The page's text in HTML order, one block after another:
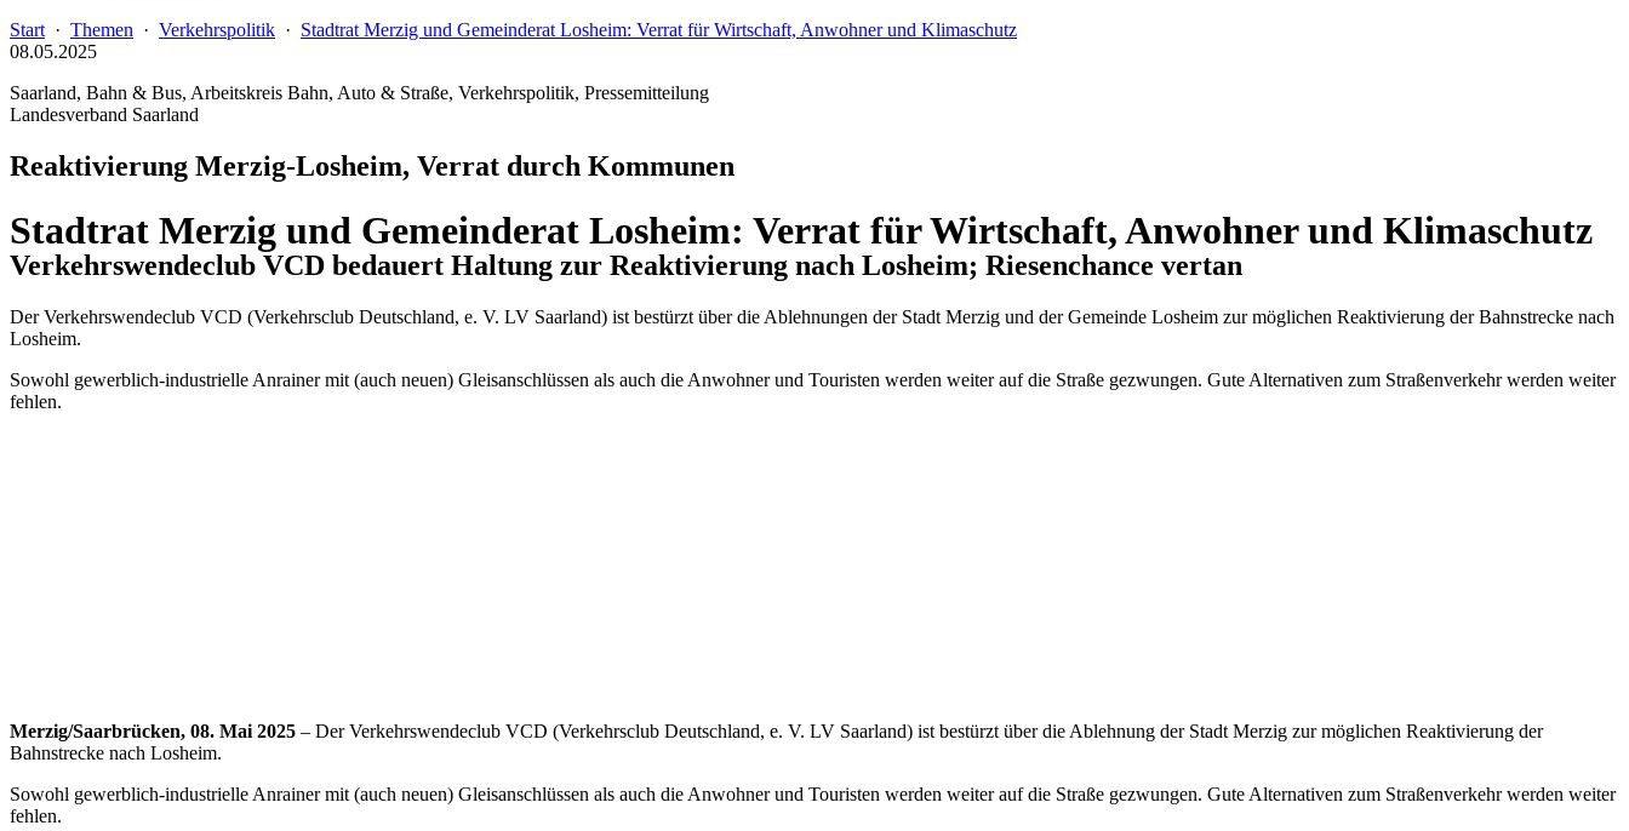
Start · Themen · Verkehrspolitik · Stadtrat Merzig und Gemeinderat Losheim: Verrat für Wirtschaft, Anwohner und Klimaschutz
08.05.2025
Saarland, Bahn & Bus, Arbeitskreis Bahn, Auto & Straße, Verkehrspolitik, Pressemitteilung
Landesverband Saarland
Reaktivierung Merzig-Losheim, Verrat durch Kommunen
Stadtrat Merzig und Gemeinderat Losheim: Verrat für Wirtschaft, Anwohner und Klimaschutz
Verkehrswendeclub VCD bedauert Haltung zur Reaktivierung nach Losheim; Riesenchance vertan
Der Verkehrswendeclub VCD (Verkehrsclub Deutschland, e. V. LV Saarland) ist bestürzt über die Ablehnungen der Stadt Merzig und der Gemeinde Losheim zur möglichen Reaktivierung der Bahnstrecke nach
Losheim.
Sowohl gewerblich-industrielle Anrainer mit (auch neuen) Gleisanschlüssen als auch die Anwohner und Touristen werden weiter auf die Straße gezwungen. Gute Alternativen zum Straßenverkehr werden weiter
fehlen.
Merzig/Saarbrücken, 08. Mai 2025 – Der Verkehrswendeclub VCD (Verkehrsclub Deutschland, e. V. LV Saarland) ist bestürzt über die Ablehnung der Stadt Merzig zur möglichen Reaktivierung der
Bahnstrecke nach Losheim.
Sowohl gewerblich-industrielle Anrainer mit (auch neuen) Gleisanschlüssen als auch die Anwohner und Touristen werden weiter auf die Straße gezwungen. Gute Alternativen zum Straßenverkehr werden weiter
fehlen.